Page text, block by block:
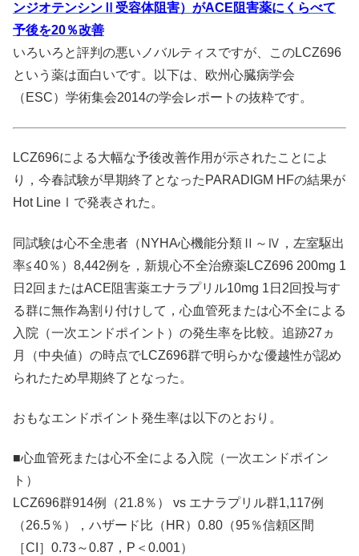
ンジオテンシンⅡ受容体阻害）がACE阻害薬にくらべて
予後を20％改善
いろいろと評判の悪いノバルティスですが、このLCZ696
という薬は面白いです。以下は、欧州心臓病学会
（ESC）学術集会2014の学会レポートの抜粋です。
LCZ696による大幅な予後改善作用が示されたことによ
り，今春試験が早期終了となったPARADIGM HFの結果が
Hot LineⅠで発表された。
同試験は心不全患者（NYHA心機能分類Ⅱ～Ⅳ，左室駆出
率≦40％）8,442例を，新規心不全治療薬LCZ696 200mg 1
日2回またはACE阻害薬エナラプリル10mg 1日2回投与す
る群に無作為割り付けして，心血管死または心不全による
入院（一次エンドポイント）の発生率を比較。追跡27ヵ
月（中央値）の時点でLCZ696群で明らかな優越性が認め
られたため早期終了となった。
おもなエンドポイント発生率は以下のとおり。
■心血管死または心不全による入院（一次エンドポイン
ト）
LCZ696群914例（21.8％） vs エナラプリル群1,117例
（26.5％），ハザード比（HR）0.80（95％信頼区間
［CI］0.73～0.87，P＜0.001）